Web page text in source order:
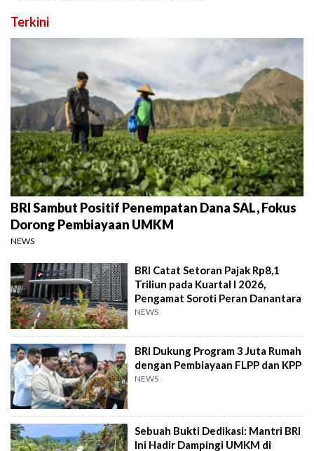
Terkini
BRI Sambut Positif Penempatan Dana SAL, Fokus
Dorong Pembiayaan UMKM
NEWS
BRI Catat Setoran Pajak Rp8,1
Triliun pada Kuartal I 2026,
Pengamat Soroti Peran Danantara
NEWS
BRI Dukung Program 3 Juta Rumah
dengan Pembiayaan FLPP dan KPP
NEWS
Sebuah Bukti Dedikasi: Mantri BRI
Ini Hadir Dampingi UMKM di